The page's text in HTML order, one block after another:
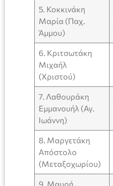
5. Κοκκινάκη
Μαρία (Παχ.
Άμμου)
6. Κριτσωτάκη
Μιχαήλ
(Χριστού)
7. Λαθουράκη
Εμμανουήλ (Αγ.
Ιωάννη)
8. Μαργετάκη
Απόστολο
(Μεταξοχωρίου)
9. Μαυρή